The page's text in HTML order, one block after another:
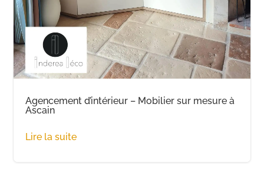
Agencement d’intérieur – Mobilier sur mesure à
Ascain
Lire la suite